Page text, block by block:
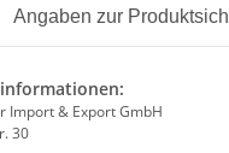
Angaben zur
Import & Export GmbH
30